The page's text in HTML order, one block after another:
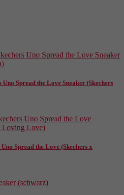
Spread the Love Sneaker (Skechers
Spread the Love (Skechers x